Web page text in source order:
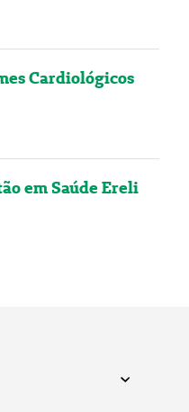
Cardiológicos
em Saúde Ereli